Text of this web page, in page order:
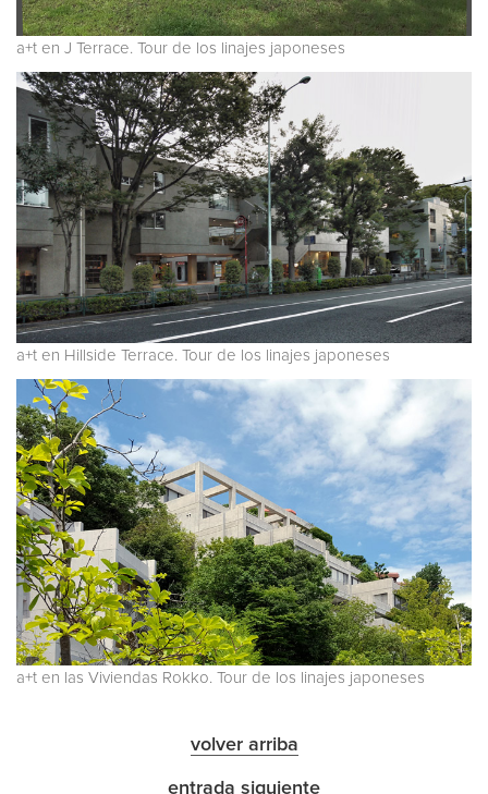
a+t en J Terrace. Tour de los linajes japoneses
a+t en Hillside Terrace. Tour de los linajes japoneses
a+t en las Viviendas Rokko. Tour de los linajes japoneses
volver arriba
entrada siguiente